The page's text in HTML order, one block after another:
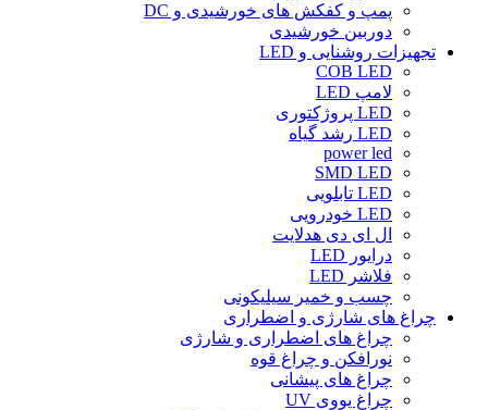
پمپ و کفکش های خورشیدی و DC
دوربین خورشیدی
تجهیزات روشنایی و LED
COB LED
لامپ LED
LED پروژکتوری
LED رشد گیاه
power led
SMD LED
LED تابلویی
LED خودرویی
ال ای دی هدلایت
درایور LED
فلاشر LED
چسب و خمیر سیلیکونی
چراغ های شارژی و اضطراری
چراغ های اضطراری و شارژی
نورافکن و چراغ قوه
چراغ های پیشانی
چراغ یووی UV